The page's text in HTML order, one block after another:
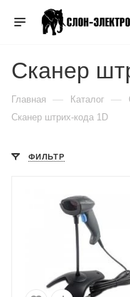
Сканер
Главная — Каталог —
Сканер штрих-кода 1D
ФИЛЬТР